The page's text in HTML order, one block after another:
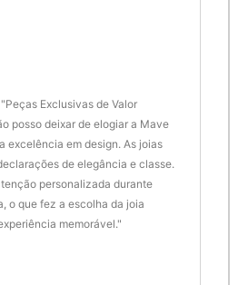
Exclusivas de Valor
posso deixar de elogiar a Mave
excelência em design. As joias
de elegância e classe.
personalizada durante
o que fez a escolha da joia
memorável."